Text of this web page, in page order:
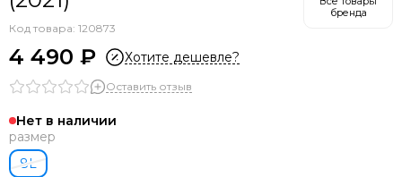
Код товара: 120873
4 490 ₽ Хотите дешевле?
бренда
Оставить отзыв
Нет в наличии
размер
8L